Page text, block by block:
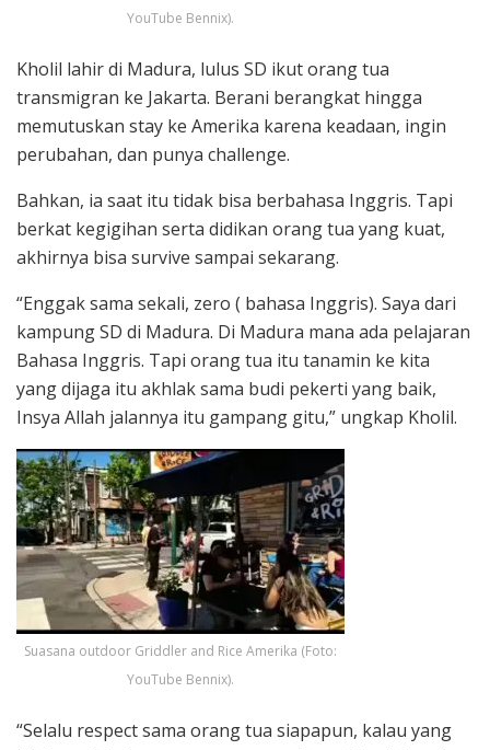
YouTube Bennix).
Kholil lahir di Madura, lulus SD ikut orang tua
transmigran ke Jakarta. Berani berangkat hingga
memutuskan stay ke Amerika karena keadaan, ingin
perubahan, dan punya challenge.
Bahkan, ia saat itu tidak bisa berbahasa Inggris. Tapi
berkat kegigihan serta didikan orang tua yang kuat,
akhirnya bisa survive sampai sekarang.
“Enggak sama sekali, zero ( bahasa Inggris). Saya dari
kampung SD di Madura. Di Madura mana ada pelajaran
Bahasa Inggris. Tapi orang tua itu tanamin ke kita
yang dijaga itu akhlak sama budi pekerti yang baik,
Insya Allah jalannya itu gampang gitu,” ungkap Kholil.
Suasana outdoor Griddler and Rice Amerika (Foto:
YouTube Bennix).
“Selalu respect sama orang tua siapapun, kalau yang